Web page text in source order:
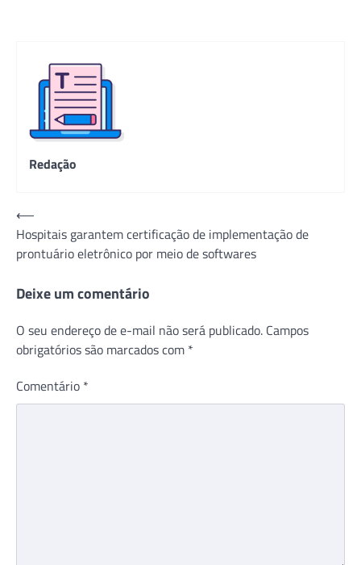
Redação
Navegação
de
Post
⟵
Hospitais garantem certificação de implementação de
prontuário eletrônico por meio de softwares
Deixe um comentário
O seu endereço de e-mail não será publicado. Campos
obrigatórios são marcados com *
Comentário *